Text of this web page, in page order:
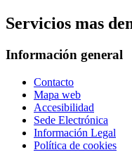
Servicios mas
Información general
Contacto
Mapa web
Accesibilidad
Sede Electrónica
Información Legal
Política de cookies